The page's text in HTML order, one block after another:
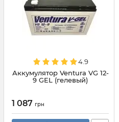
4.9
Аккумулятор Ventura VG 12-
9 GEL (гелевый)
1 087 грн